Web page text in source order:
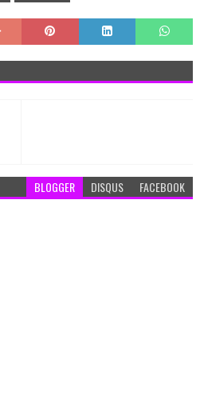
BLOGGER DISQUS FACEBOOK